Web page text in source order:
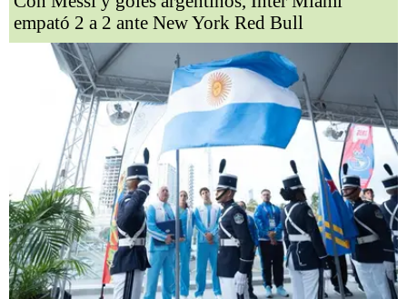
empató 2 a 2 ante New York Red Bull